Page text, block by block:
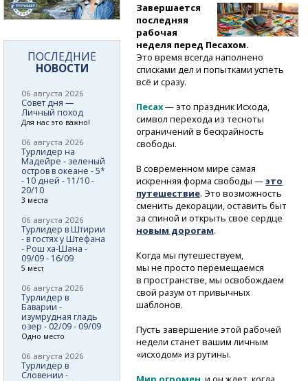
Завершается
последняя
рабочая
неделя перед Песахом.
Это время всегда наполнено
списками дел и попытками успеть
всё и сразу.
Песах— это праздник Исхода,
символ перехода из тесноты
ограничений в бескрайность
свободы.
В современном мире самая
искренняя форма свободы —это
путешествие. Это возможность
сменить декорации, оставить быт
за спиной и открыть свое сердце
новым дорогам.
Когда мы путешествуем,
мы не просто перемещаемся
в пространстве, мы освобождаем
свой разум от привычных
шаблонов.
Пусть завершение этой рабочей
недели станет вашим личным
«исходом» из рутины.
ПОСЛЕДНИЕ
НОВОСТИ
06 августа 2026
Совет дня —
Личный поход
Для нас это важно!
06 августа 2026
Турлидер на
Мадейре - зеленый
остров в океане - 5*
- 10 дней - 11/10 -
20/10
3 места
06 августа 2026
Турлидер в Штирии
- в гостях у Штефана
- Рош ха-Шана -
09/09 - 16/09
5 мест
06 августа 2026
Турлидер в
Баварии -
изумрудная гладь
озер - 02/09 - 09/09
Одно место
06 августа 2026
Турлидер в
Словении -